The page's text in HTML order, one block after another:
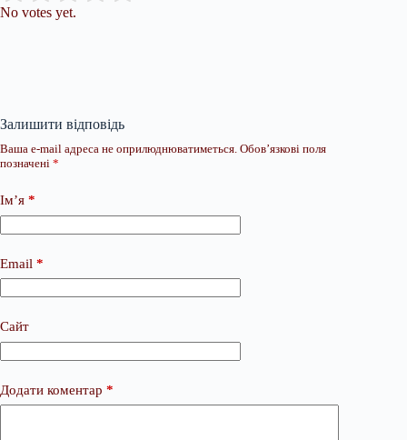
No votes yet.
Залишити відповідь
Ваша e-mail адреса не оприлюднюватиметься. Обов’язкові поля
позначені *
Ім’я *
Email *
Сайт
Додати коментар *